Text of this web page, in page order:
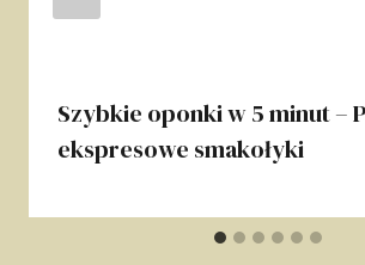
Szybkie oponki w 5 minut –
ekspresowe smakołyki